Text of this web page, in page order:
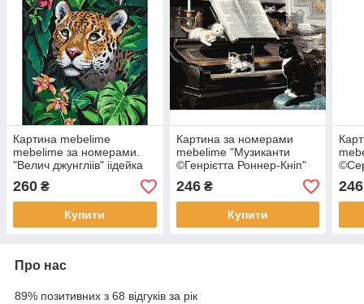
Картина mebelime
mebelime за номерами.
"Велич джунгліів" іідейка
260 ₴
Купити
Картина за номерами
mebelime "Музиканти
©Генрієтта Роннер-Кніп"
Ідейка KHO4328 40x50см
246₴
Купити
246
Про нас
89% позитивних з 68 відгуків за рік